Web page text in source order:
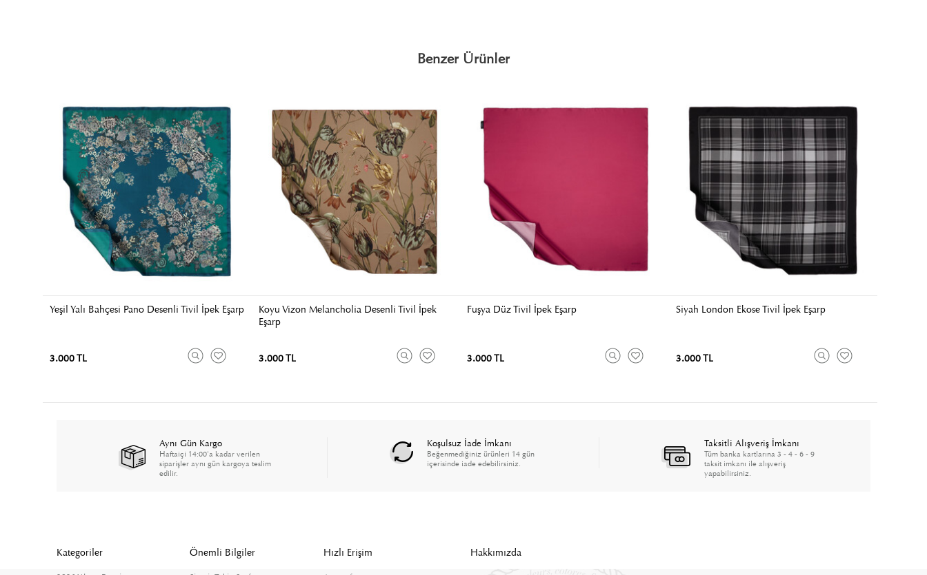
Benzer Ürünler
Yeşil Yalı Bahçesi Pano Desenli Tivil İpek Eşarp
3.000 TL
Koyu Vizon Melancholia Desenli Tivil İpek
Eşarp
3.000 TL
Fuşya Düz Tivil İpek Eşarp
3.000 TL
Siyah London Ekose Tivil İpek Eşarp
3.000 TL
Aynı Gün Kargo
Haftaiçi 14:00'a kadar verilen
siparişler aynı gün kargoya teslim
edilir.
Koşulsuz İade İmkanı
Beğenmediğiniz ürünleri 14 gün
içerisinde iade edebilirsiniz.
Taksitli Alışveriş İmkanı
Tüm banka kartlarına 3 - 4 - 6 - 9
taksit imkanı ile alışveriş
yapabilirsiniz.
Kategoriler Önemli Bilgiler Hızlı Erişim Hakkımızda